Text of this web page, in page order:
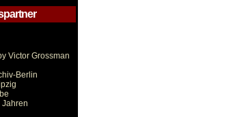
Victor Grossman
Berlin
Jahren